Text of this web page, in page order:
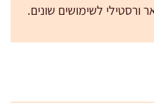
לשימושים שונים.